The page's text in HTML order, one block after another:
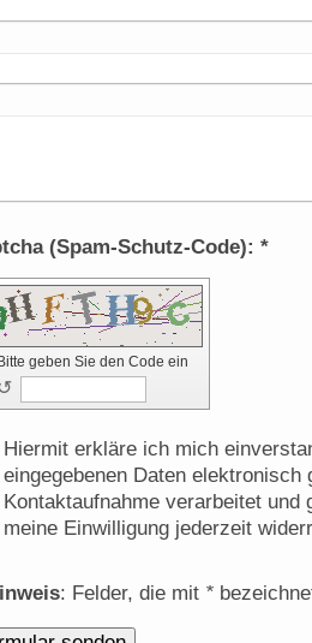
Captcha (Spam-Schutz-Code): *
Bitte geben Sie den Code ein
Hiermit erkläre ich mich
eingegebenen Daten
Kontaktaufnahme verarbeitet
meine Einwilligung jederzeit
: Felder, die mit *